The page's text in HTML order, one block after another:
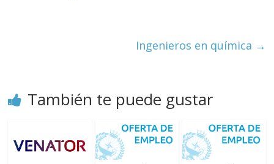
Ingenieros en química →
También te puede gustar